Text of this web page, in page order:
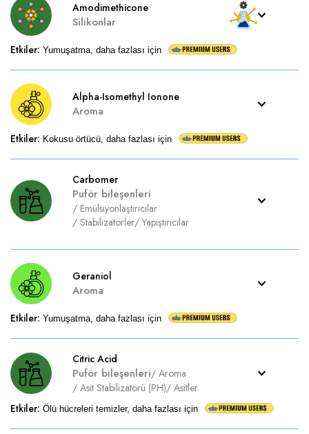
Amodimethicone
Silikonlar
Etkiler: Yumuşatma, daha fazlası için
Alpha-Isomethyl Ionone
Aroma
Etkiler: Kokusu örtücü, daha fazlası için
Carbomer
Puför bileşenleri
/ Emülsiyonlaştırıcılar
/ Stabilizatörler/ Yapıştırıcılar
Geraniol
Aroma
Etkiler: Yumuşatma, daha fazlası için
Citric Acid
Puför bileşenleri/ Aroma
/ Asit Stabilizatörü (PH)/ Asitler
Etkiler: Ölü hücreleri temizler, daha fazlası için